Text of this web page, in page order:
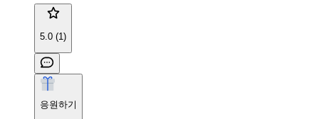
5.0 (1)
응원하기